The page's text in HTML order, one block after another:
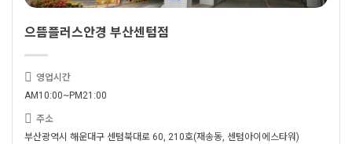
으뜸플러스안경 부산센텀점
영업시간
AM10:00~PM21:00
주소
부산광역시 해운대구 센텀북대로 60, 210호(재송동, 센텀아이에스타워)